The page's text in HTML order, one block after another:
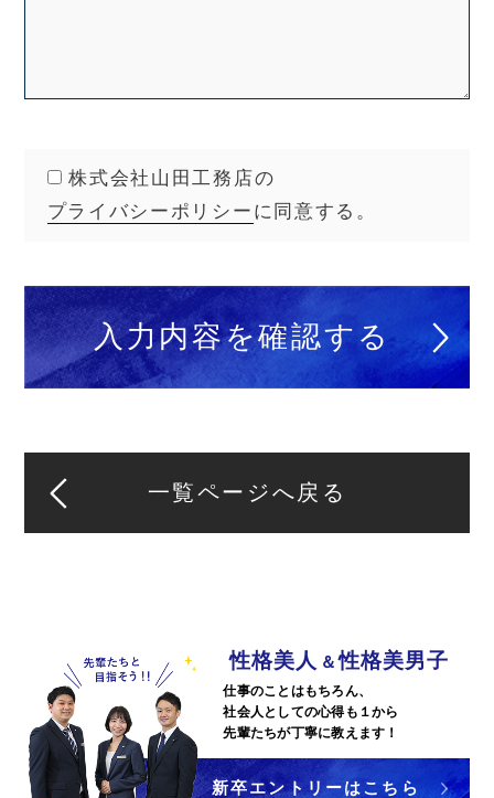
株式会社山田工務店の
プライバシーポリシー に同意する。
一覧ページへ戻る
性格美人 ＆ 性格美男子
仕事のことはもちろん、
社会人としての心得も１から
先輩たちが丁寧に教えます！
新卒エントリーはこちら